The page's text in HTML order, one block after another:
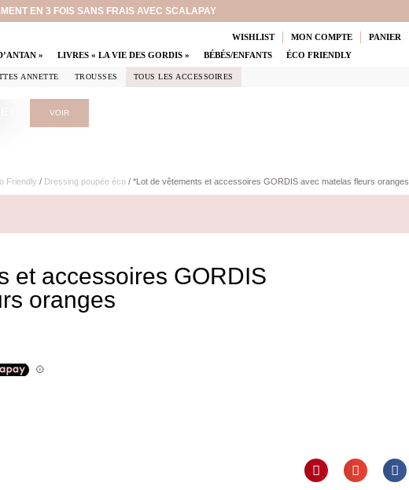
EN 3 FOIS SANS FRAIS AVEC SCALAPAY
WISHLIST MON COMPTE
PANIER
» LIVRES « LA VIE DES GORDIS » BÉBÉS/ENFANTS ÉCO FRIENDLY
ANNETTE TROUSSES TOUS LES ACCESSOIRES
VOIR
Friendly / Dressing poupée éco / *Lot de vêtements et accessoires GORDIS avec matelas fleurs oranges
et accessoires GORDIS
oranges